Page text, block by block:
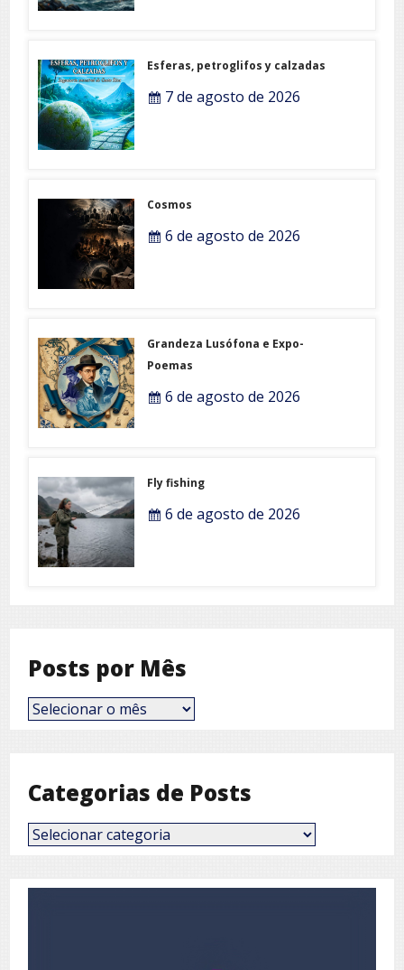
Esferas, petroglifos y calzadas
7 de agosto de 2026
Cosmos
6 de agosto de 2026
Grandeza Lusófona e Expo-
Poemas
6 de agosto de 2026
Fly fishing
6 de agosto de 2026
Posts por Mês
Posts
por
Categorias de Posts
Categorias
de